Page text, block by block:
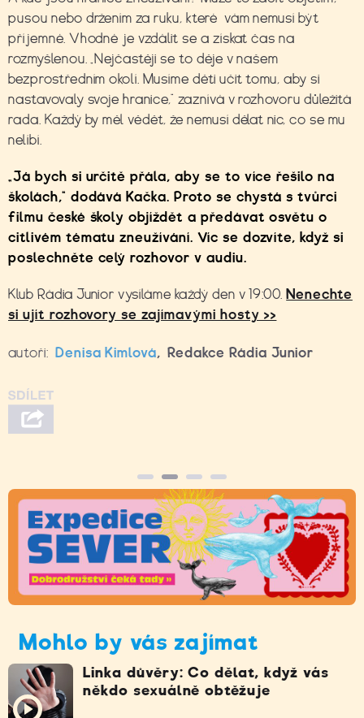
pusou nebo držením za ruku, které vám nemusí být
příjemné. Vhodné je vzdálit se a získat čas na
rozmyšlenou. „Nejčastěji se to děje v našem
bezprostředním okolí. Musíme děti učit tomu, aby si
nastavovaly svoje hranice,“ zaznívá v rozhovoru důležitá
rada. Každý by měl vědět, že nemusí dělat nic, co se mu
nelíbí.
„Já bych si určitě přála, aby se to více řešilo na
školách,“ dodává Kačka. Proto se chystá s tvůrci
filmu české školy objíždět a předávat osvětu o
citlivém tématu zneužívání. Víc se dozvíte, když si
poslechněte celý rozhovor v audiu.
Klub Rádia Junior vysíláme každý den v 19:00.Nenechte
si ujít rozhovory se zajímavými hosty >>
autoři: Denisa Kimlová, Redakce Rádia Junior
Mohlo by vás zajímat
Linka důvěry: Co dělat, když vás
někdo sexuálně obtěžuje